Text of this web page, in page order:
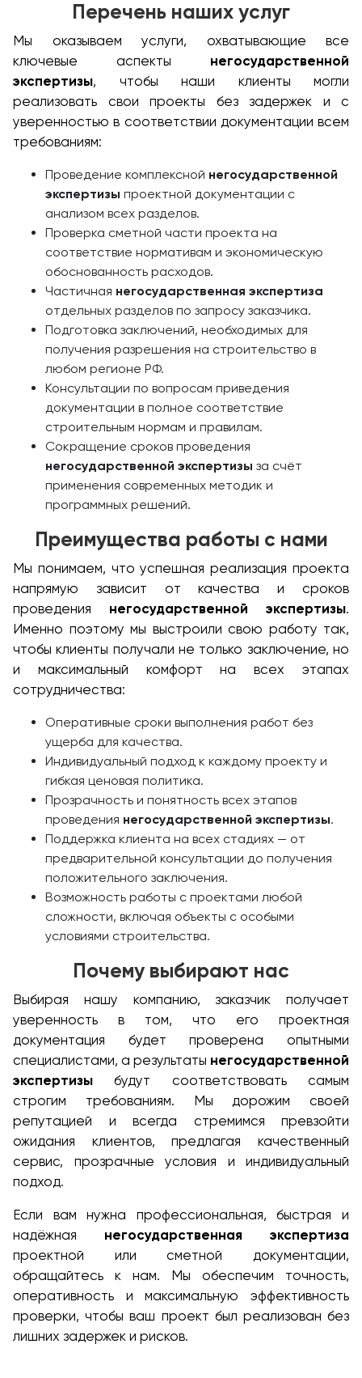
Перечень наших услуг
Мы оказываем услуги, охватывающие все
ключевые аспекты негосударственной
экспертизы, чтобы наши клиенты могли
реализовать свои проекты без задержек и с
уверенностью в соответствии документации всем
требованиям:
Проведение комплексной негосударственной
экспертизы проектной документации с
анализом всех разделов.
Проверка сметной части проекта на
соответствие нормативам и экономическую
обоснованность расходов.
Частичная негосударственная экспертиза
отдельных разделов по запросу заказчика.
Подготовка заключений, необходимых для
получения разрешения на строительство в
любом регионе РФ.
Консультации по вопросам приведения
документации в полное соответствие
строительным нормам и правилам.
Сокращение сроков проведения
негосударственной экспертизы за счёт
применения современных методик и
программных решений.
Преимущества работы с нами
Мы понимаем, что успешная реализация проекта
напрямую зависит от качества и сроков
проведения негосударственной экспертизы.
Именно поэтому мы выстроили свою работу так,
чтобы клиенты получали не только заключение, но
и максимальный комфорт на всех этапах
сотрудничества:
Оперативные сроки выполнения работ без
ущерба для качества.
Индивидуальный подход к каждому проекту и
гибкая ценовая политика.
Прозрачность и понятность всех этапов
проведения негосударственной экспертизы.
Поддержка клиента на всех стадиях — от
предварительной консультации до получения
положительного заключения.
Возможность работы с проектами любой
сложности, включая объекты с особыми
условиями строительства.
Почему выбирают нас
Выбирая нашу компанию, заказчик получает
уверенность в том, что его проектная
документация будет проверена опытными
специалистами, а результаты негосударственной
экспертизы будут соответствовать самым
строгим требованиям. Мы дорожим своей
репутацией и всегда стремимся превзойти
ожидания клиентов, предлагая качественный
сервис, прозрачные условия и индивидуальный
подход.
Если вам нужна профессиональная, быстрая и
надёжная негосударственная экспертиза
проектной или сметной документации,
обращайтесь к нам. Мы обеспечим точность,
оперативность и максимальную эффективность
проверки, чтобы ваш проект был реализован без
лишних задержек и рисков.